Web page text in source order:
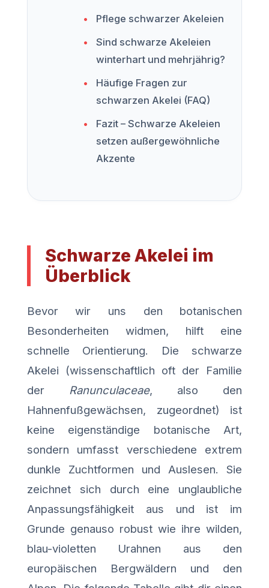
Pflege schwarzer Akeleien
Sind schwarze Akeleien
winterhart und mehrjährig?
Häufige Fragen zur
schwarzen Akelei (FAQ)
Fazit – Schwarze Akeleien
setzen außergewöhnliche
Akzente
Schwarze Akelei im
Überblick
Bevor wir uns den botanischen
Besonderheiten widmen, hilft eine
schnelle Orientierung. Die schwarze
Akelei (wissenschaftlich oft der Familie
der Ranunculaceae, also den
Hahnenfußgewächsen, zugeordnet) ist
keine eigenständige botanische Art,
sondern umfasst verschiedene extrem
dunkle Zuchtformen und Auslesen. Sie
zeichnet sich durch eine unglaubliche
Anpassungsfähigkeit aus und ist im
Grunde genauso robust wie ihre wilden,
blau-violetten Urahnen aus den
europäischen Bergwäldern und den